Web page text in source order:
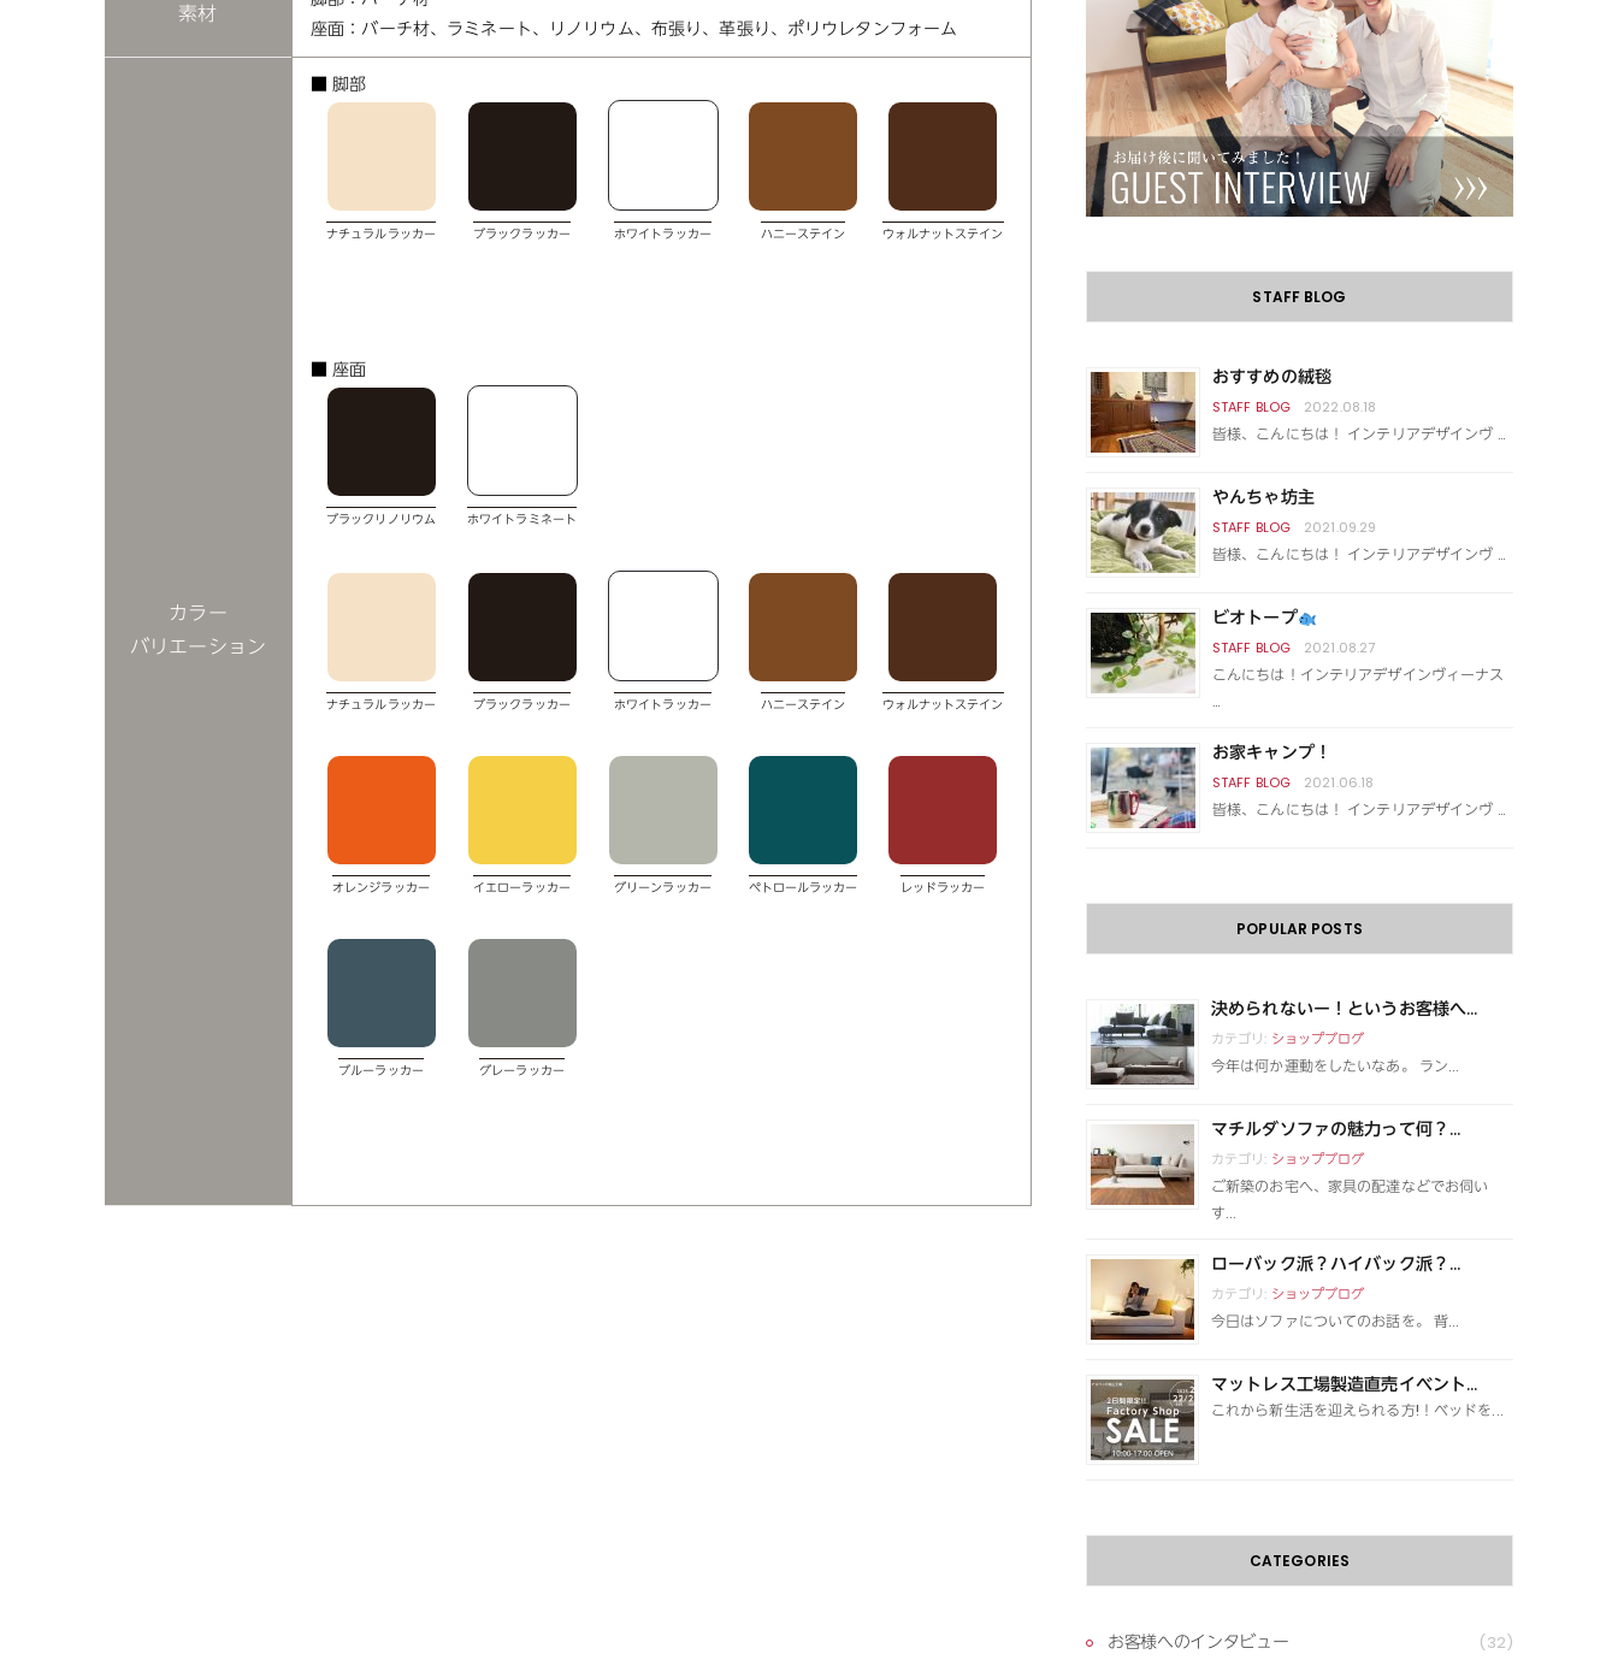
素材
座面：バーチ材、ラミネート、リノリウム、布張り、革張り、ポリウレタンフォーム
カラー
バリエーション
■ 脚部
ナチュラルラッカー ブラックラッカー ホワイトラッカー ハニーステイン ウォルナットステイン
■ 座面
ブラックリノリウム ホワイトラミネート
ナチュラルラッカー ブラックラッカー ホワイトラッカー ハニーステイン ウォルナットステイン
オレンジラッカー イエローラッカー グリーンラッカー ぺトロールラッカー レッドラッカー
ブルーラッカー グレーラッカー
STAFF BLOG
おすすめの絨毯
2022.08.18
皆様、こんにちは！ インテリアデザインヴ …
やんちゃ坊主
2021.09.29
皆様、こんにちは！ インテリアデザインヴ …
ビオトープ
2021.08.27
こんにちは！インテリアデザインヴィーナス
…
お家キャンプ！
2021.06.18
皆様、こんにちは！ インテリアデザインヴ …
POPULAR POSTS
決められないー！というお客様へ...
カテゴリ: ショップブログ
今年は何か運動をしたいなあ。 ラン...
マチルダソファの魅力って何？...
カテゴリ: ショップブログ
ご新築のお宅へ、家具の配達などでお伺い
す...
ローバック派？ハイバック派？...
カテゴリ: ショップブログ
今日はソファについてのお話を。 背...
マットレス工場製造直売イベント...
これから新生活を迎えられる方!！ベッドを...
CATEGORIES
お客様へのインタビュー (32)